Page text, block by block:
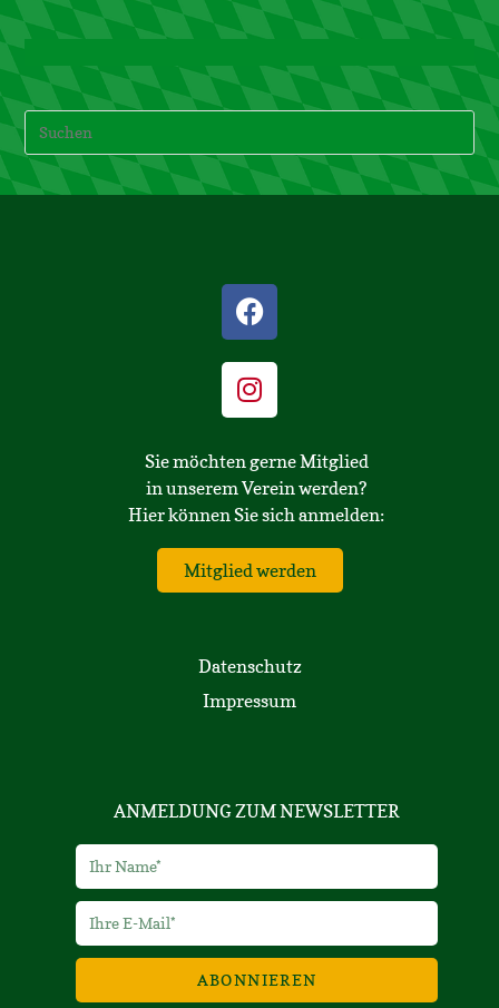
Sie möchten gerne Mitglied
in unserem Verein werden?
Hier können Sie sich anmelden:
Mitglied werden
Datenschutz
Impressum
ANMELDUNG ZUM NEWSLETTER
ABONNIEREN